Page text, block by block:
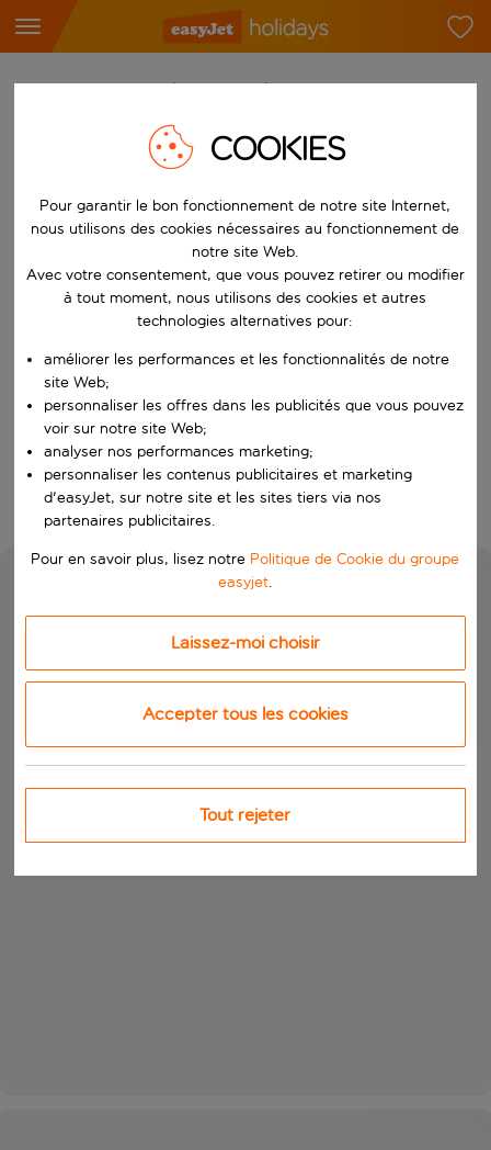
Trouvez votre séjour de rêve
Commencez à taper pour la saisie automatique. Lorsque les
Choisissez votre aéroport
Commencez à taper pour la saisie automatique. Lorsque les
Choisissez votre destination
Choisissez une date de départ et une date de retour.
Choisissez vos dates
Quand
Qui
Rechercher
COOKIES
Pour garantir le bon fonctionnement de notre site Internet,
nous utilisons des cookies nécessaires au fonctionnement de
notre site Web.
Avec votre consentement, que vous pouvez retirer ou modifier
à tout moment, nous utilisons des cookies et autres
technologies alternatives pour:
améliorer les performances et les fonctionnalités de notre
site Web;
personnaliser les offres dans les publicités que vous pouvez
voir sur notre site Web;
analyser nos performances marketing;
personnaliser les contenus publicitaires et marketing
d'easyJet, sur notre site et les sites tiers via nos
partenaires publicitaires.
Pour en savoir plus, lisez notre Politique de Cookie du groupe
easyjet.
Laissez-moi choisir
Accepter tous les cookies
Tout rejeter